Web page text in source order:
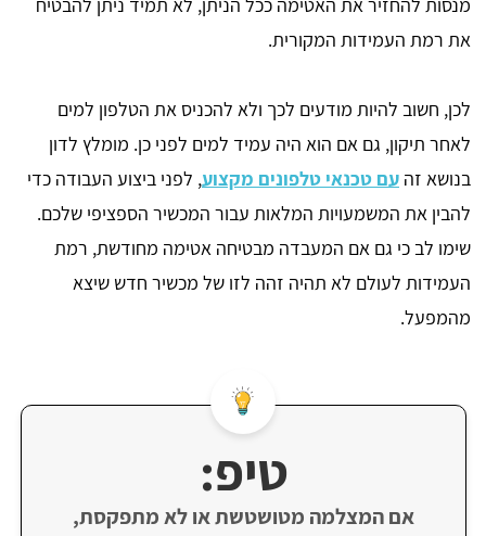
את רמת העמידות המקורית.
לכן, חשוב להיות מודעים לכך ולא להכניס את הטלפון למים
לאחר תיקון, גם אם הוא היה עמיד למים לפני כן. מומלץ לדון
בנושא זה עם טכנאי טלפונים מקצוע, לפני ביצוע העבודה כדי
להבין את המשמעויות המלאות עבור המכשיר הספציפי שלכם.
שימו לב כי גם אם המעבדה מבטיחה אטימה מחודשת, רמת
העמידות לעולם לא תהיה זהה לזו של מכשיר חדש שיצא
מהמפעל.
טיפ:
אם המצלמה מטושטשת או לא מתפקסת,